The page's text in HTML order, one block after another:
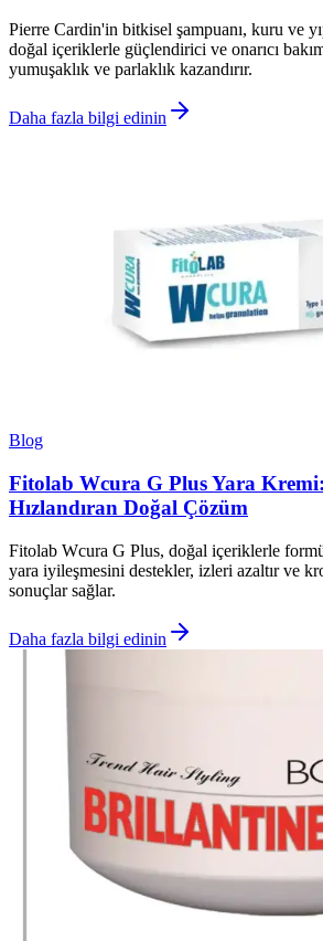
Pierre Cardin'in bitkisel şampuanı, kuru ve
doğal içeriklerle güçlendirici ve onarıcı
yumuşaklık ve parlaklık kazandırır.
Daha fazla bilgi edinin
Blog
Fitolab Wcura G Plus Yara
Hızlandıran Doğal Çözüm
Fitolab Wcura G Plus, doğal içeriklerle
yara iyileşmesini destekler, izleri azaltır ve
sonuçlar sağlar.
Daha fazla bilgi edinin